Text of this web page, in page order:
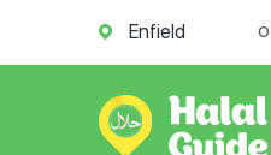
Enfield О